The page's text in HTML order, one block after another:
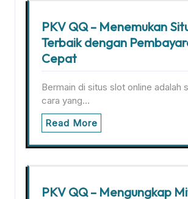
PKV QQ – Menemukan
Terbaik dengan
Cepat
Bermain di situs slot online adalah
cara yang…
Read More
PKV QQ – Mengungkap